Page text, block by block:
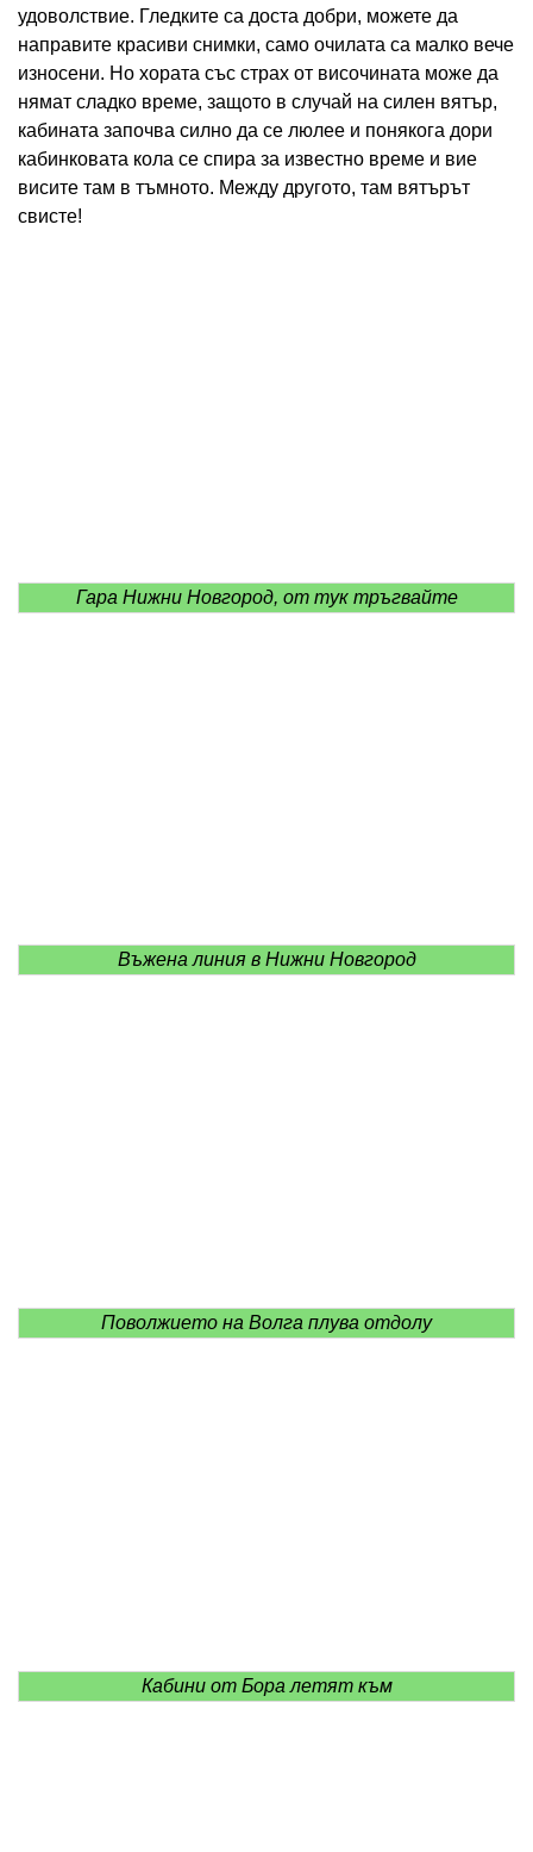
удоволствие. Гледките са доста добри, можете да
направите красиви снимки, само очилата са малко вече
износени. Но хората със страх от височината може да
нямат сладко време, защото в случай на силен вятър,
кабината започва силно да се люлее и понякога дори
кабинковата кола се спира за известно време и вие
висите там в тъмното. Между другото, там вятърът
свисте!
Гара Нижни Новгород, от тук тръгвайте
Въжена линия в Нижни Новгород
Поволжието на Волга плува отдолу
Кабини от Бора летят към